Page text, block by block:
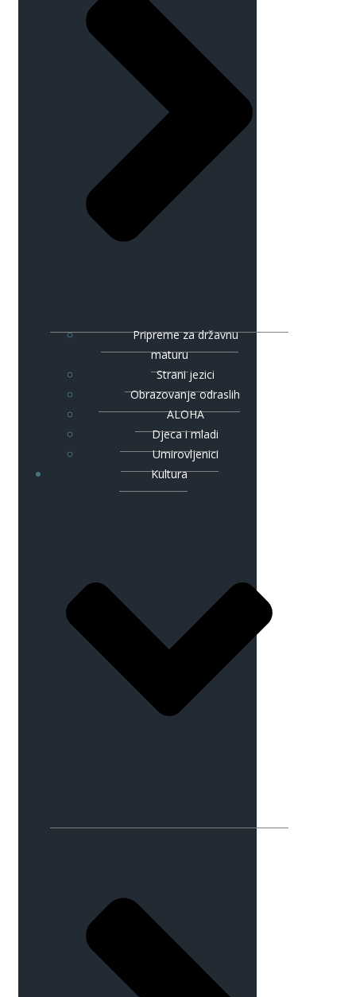
Pripreme za državnu
maturu
Strani jezici
Obrazovanje odraslih
ALOHA
Djeca i mladi
Umirovljenici
Kultura